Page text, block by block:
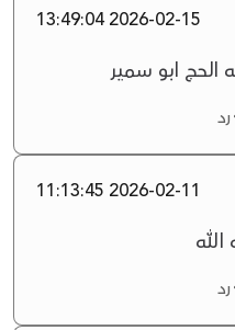
2026-02-15 13:49:04
الحج ابو سمير
رد
2026-02-11 11:13:45
الله
رد